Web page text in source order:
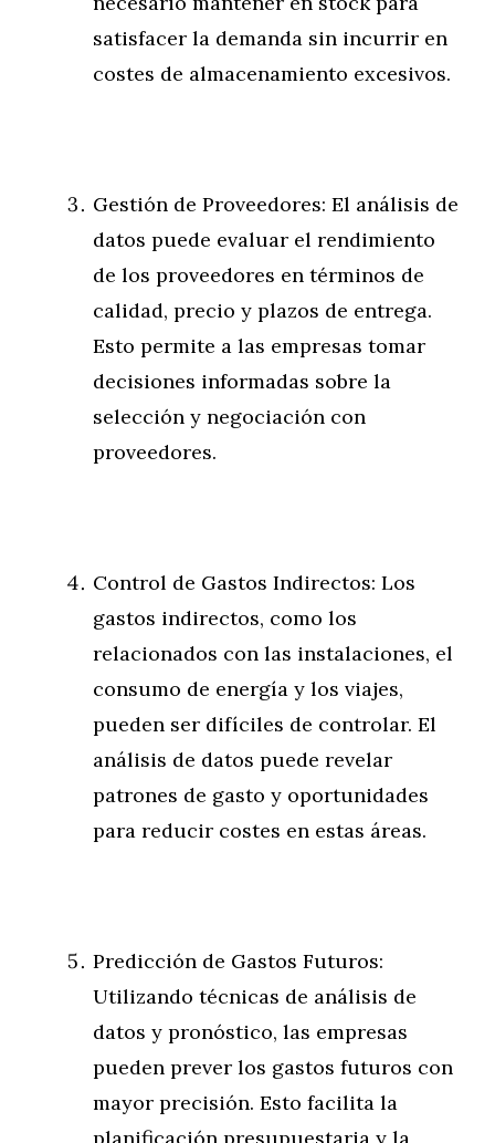
satisfacer la demanda sin incurrir en
costes de almacenamiento excesivos.
Gestión de Proveedores: El análisis de
datos puede evaluar el rendimiento
de los proveedores en términos de
calidad, precio y plazos de entrega.
Esto permite a las empresas tomar
decisiones informadas sobre la
selección y negociación con
proveedores.
Control de Gastos Indirectos: Los
gastos indirectos, como los
relacionados con las instalaciones, el
consumo de energía y los viajes,
pueden ser difíciles de controlar. El
análisis de datos puede revelar
patrones de gasto y oportunidades
para reducir costes en estas áreas.
Predicción de Gastos Futuros:
Utilizando técnicas de análisis de
datos y pronóstico, las empresas
pueden prever los gastos futuros con
mayor precisión. Esto facilita la